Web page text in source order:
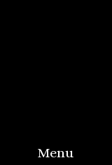
Menu